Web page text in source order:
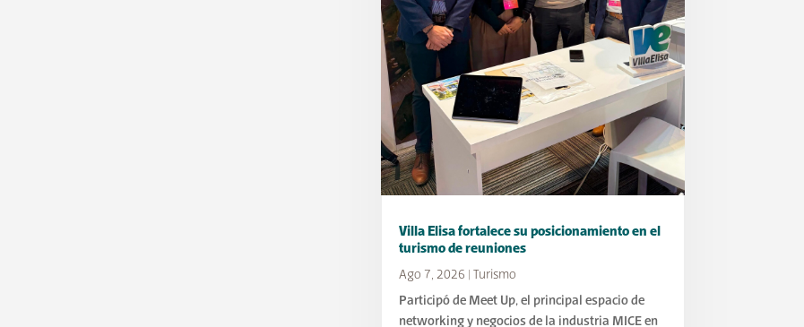
Villa Elisa fortalece su posicionamiento en el
turismo de reuniones
Ago 7, 2026
Turismo
Participó de Meet Up, el principal espacio de
networking y negocios de la industria MICE en